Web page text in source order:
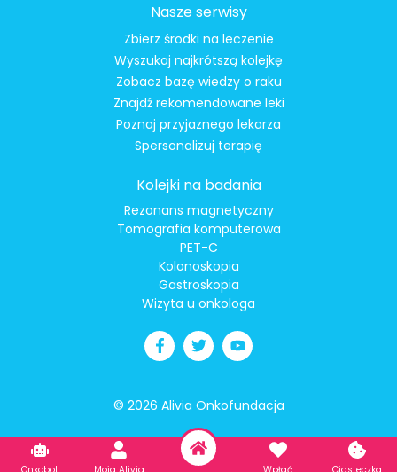
Nasze serwisy
Zbierz środki na leczenie
Wyszukaj najkrótszą kolejkę
Zobacz bazę wiedzy o raku
Znajdź rekomendowane leki
Poznaj przyjaznego lekarza
Spersonalizuj terapię
Kolejki na badania
Rezonans magnetyczny
Tomografia komputerowa
PET-C
Kolonoskopia
Gastroskopia
Wizyta u onkologa
© 2026 Alivia Onkofundacja